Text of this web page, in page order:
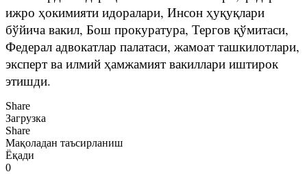
ижро ҳокимияти идоралари, Инсон ҳуқуқлари
бўйича вакил, Бош прокуратура, Тергов қўмитаси,
Федерал адвокатлар палатаси, жамоат ташкилотлари,
эксперт ва илмий ҳамжамият вакиллари иштирок
этишди.
Share
Загрузка
Share
Мақоладан таъсирланиш
Ёқади
0